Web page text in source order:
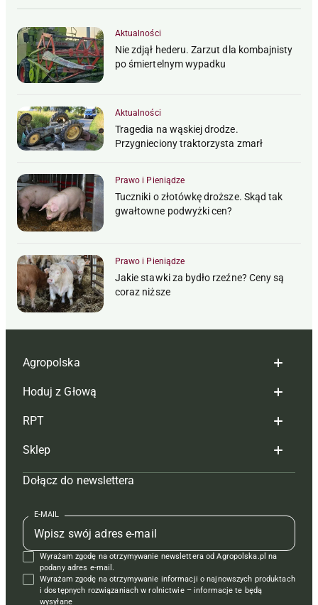
Aktualności
Nie zdjął hederu. Zarzut dla kombajnisty
po śmiertelnym wypadku
Aktualności
Tragedia na wąskiej drodze.
Przygnieciony traktorzysta zmarł
Prawo i Pieniądze
Tuczniki o złotówkę droższe. Skąd tak
gwałtowne podwyżki cen?
Prawo i Pieniądze
Jakie stawki za bydło rzeźne? Ceny są
coraz niższe
Agropolska
Redakcja
Reklama
Tagi
Mapa serwisu
Kontakt
Regulamin
Polityka prywatności
Hoduj z Głową
Hoduj z głową bydło
Hoduj z głową świnie
Prenumerata
Redakcja
Kontakt
Reklama
RPT
Redakcja
Prenumerata
Reklama
Kontakt
Krzyżówki
Sklep
Czasopisma i prenumerata
Książki
Regulamin
Dołącz do newslettera
E-MAIL
Wyrażam zgodę na otrzymywanie newslettera od Agropolska.pl na
podany adres e-mail.
Wyrażam zgodę na otrzymywanie informacji o najnowszych produktach
i dostępnych rozwiązaniach w rolnictwie – informacje te będą
wysyłane